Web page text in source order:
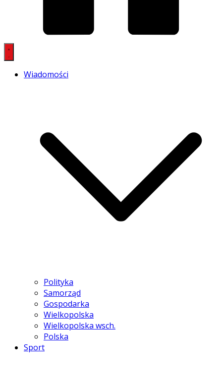
Wiadomości
Polityka
Samorząd
Gospodarka
Wielkopolska
Wielkopolska wsch.
Polska
Sport